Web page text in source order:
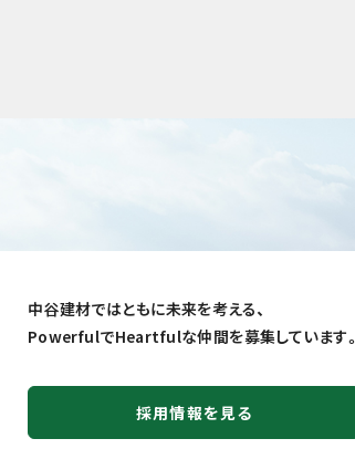
中谷建材ではともに未来を考える、
PowerfulでHeartfulな仲間を募集しています。
採用情報を見る